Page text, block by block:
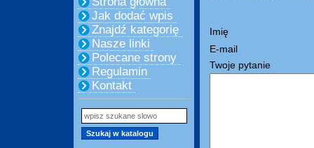
Jak dodać wpis
Znajdź kategorię
Nasze linki
Polecane strony
Regulamin
Kontakt
Imię
E-mail
Twoje pytanie